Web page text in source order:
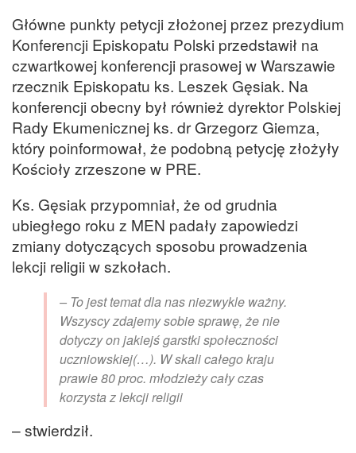
Główne punkty petycji złożonej przez prezydium
Konferencji Episkopatu Polski przedstawił na
czwartkowej konferencji prasowej w Warszawie
rzecznik Episkopatu ks. Leszek Gęsiak. Na
konferencji obecny był również dyrektor Polskiej
Rady Ekumenicznej ks. dr Grzegorz Giemza,
który poinformował, że podobną petycję złożyły
Kościoły zrzeszone w PRE.
Ks. Gęsiak przypomniał, że od grudnia
ubiegłego roku z MEN padały zapowiedzi
zmiany dotyczących sposobu prowadzenia
lekcji religii w szkołach.
– To jest temat dla nas niezwykle ważny.
Wszyscy zdajemy sobie sprawę, że nie
dotyczy on jakiejś garstki społeczności
uczniowskiej(…). W skali całego kraju
prawie 80 proc. młodzieży cały czas
korzysta z lekcji religii
– stwierdził.